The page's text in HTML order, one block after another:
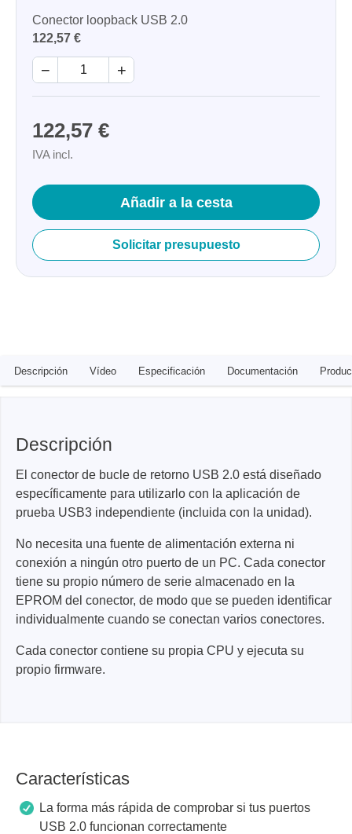
Conector loopback USB 2.0
122,57 €
− +
122,57 €
IVA incl.
Añadir a la cesta
Solicitar presupuesto
Descripción Vídeo Especificación Documentación
Descripción
El conector de bucle de retorno USB 2.0 está diseñado
específicamente para utilizarlo con la aplicación de
prueba USB3 independiente (incluida con la unidad).
No necesita una fuente de alimentación externa ni
conexión a ningún otro puerto de un PC. Cada conector
tiene su propio número de serie almacenado en la
EPROM del conector, de modo que se pueden identificar
individualmente cuando se conectan varios conectores.
Cada conector contiene su propia CPU y ejecuta su
propio firmware.
Características
La forma más rápida de comprobar si tus puertos
USB 2.0 funcionan correctamente